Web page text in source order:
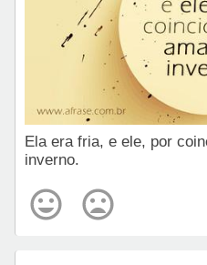
Ela era fria, e ele, por
inverno.